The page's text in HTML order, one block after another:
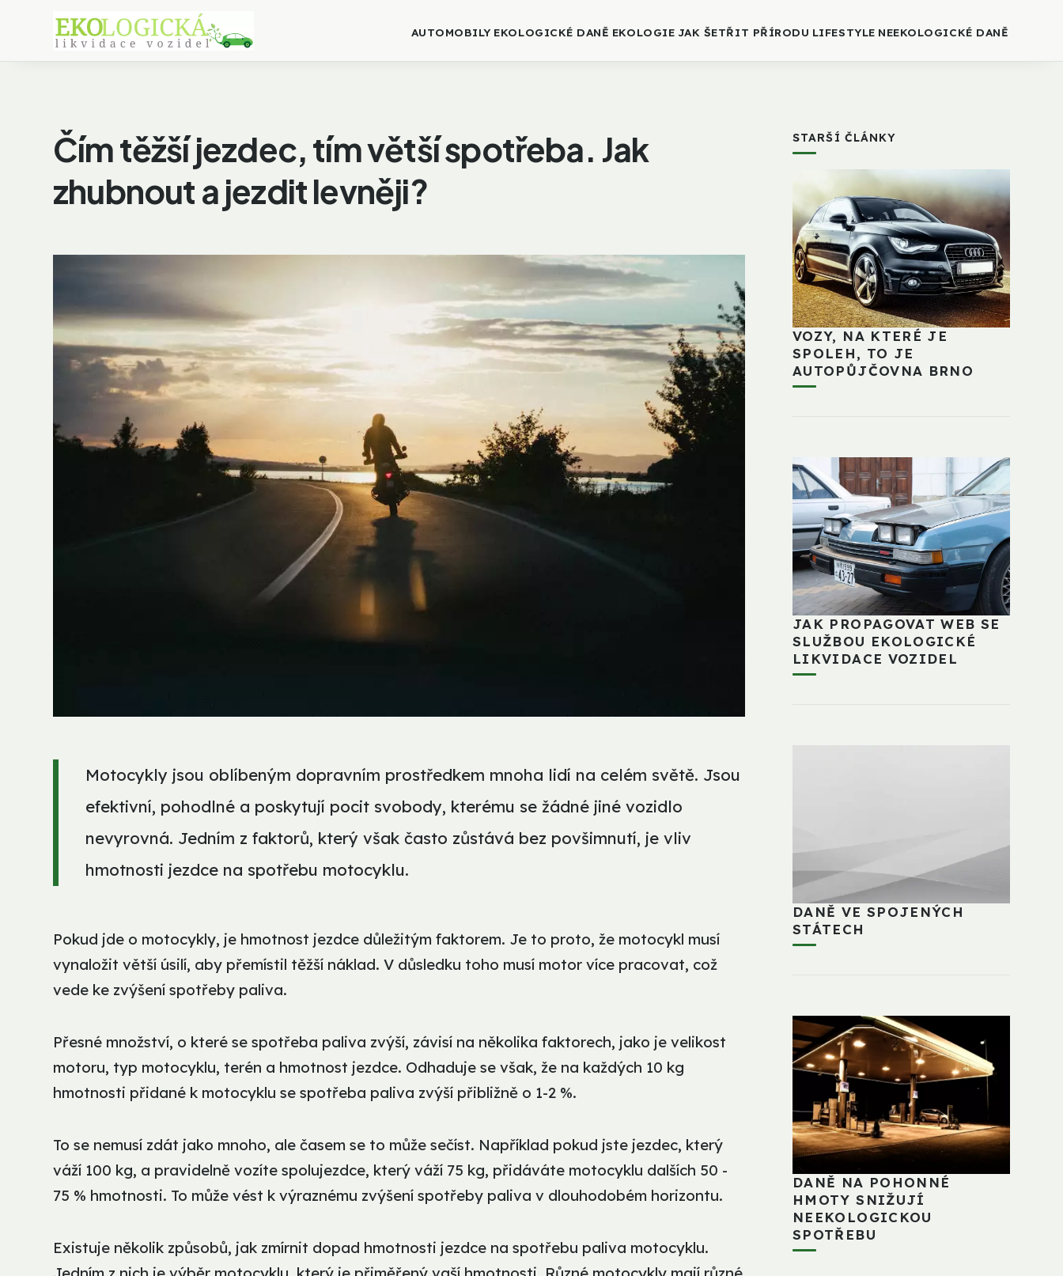
AUTOMOBILY EKOLOGICKÉ DANĚ EKOLOGIE JAK ŠETŘIT PŘÍRODU LIFESTYLE NEEKOLOGICKÉ DANĚ
Čím těžší jezdec, tím větší spotřeba. Jak
zhubnout a jezdit levněji?
Motocykly jsou oblíbeným dopravním prostředkem mnoha lidí na celém světě. Jsou
efektivní, pohodlné a poskytují pocit svobody, kterému se žádné jiné vozidlo
nevyrovná. Jedním z faktorů, který však často zůstává bez povšimnutí, je vliv
hmotnosti jezdce na spotřebu motocyklu.
Pokud jde o motocykly, je hmotnost jezdce důležitým faktorem. Je to proto, že motocykl musí
vynaložit větší úsilí, aby přemístil těžší náklad. V důsledku toho musí motor více pracovat, což
vede ke zvýšení spotřeby paliva.
Přesné množství, o které se spotřeba paliva zvýší, závisí na několika faktorech, jako je velikost
motoru, typ motocyklu, terén a hmotnost jezdce. Odhaduje se však, že na každých 10 kg
hmotnosti přidané k motocyklu se spotřeba paliva zvýší přibližně o 1-2 %.
To se nemusí zdát jako mnoho, ale časem se to může sečíst. Například pokud jste jezdec, který
váží 100 kg, a pravidelně vozíte spolujezdce, který váží 75 kg, přidáváte motocyklu dalších 50 -
75 % hmotnosti. To může vést k výraznému zvýšení spotřeby paliva v dlouhodobém horizontu.
Existuje několik způsobů, jak zmírnit dopad hmotnosti jezdce na spotřebu paliva motocyklu.
STARŠÍ ČLÁNKY
VOZY, NA KTERÉ JE
SPOLEH, TO JE
AUTOPŮJČOVNA BRNO
JAK PROPAGOVAT WEB SE
SLUŽBOU EKOLOGICKÉ
LIKVIDACE VOZIDEL
DANĚ VE SPOJENÝCH
STÁTECH
DANĚ NA POHONNÉ
HMOTY SNIŽUJÍ
NEEKOLOGICKOU
SPOTŘEBU